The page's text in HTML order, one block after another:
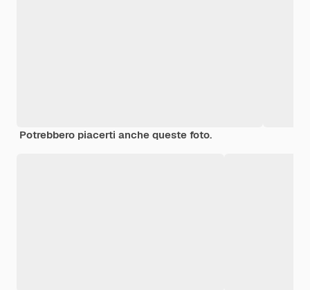
Potrebbero piacerti anche queste foto.